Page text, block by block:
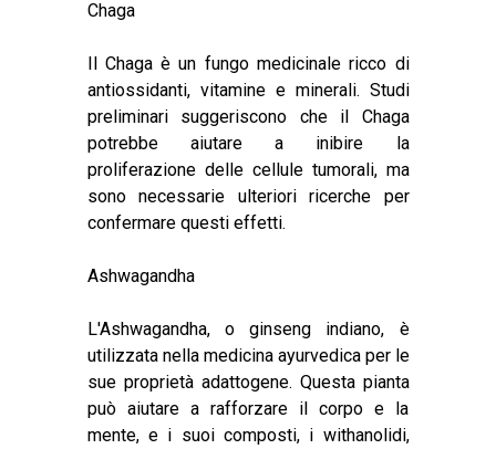
Chaga
Il Chaga è un fungo medicinale ricco di
antiossidanti, vitamine e minerali. Studi
preliminarisuggeriscono che il Chaga
potrebbe aiutare a inibire la
proliferazione delle cellule tumorali, ma
sono necessarie ulteriori ricerche per
confermare questi effetti.
Ashwagandha
L'Ashwagandha, o ginseng indiano, è
utilizzata nella medicina ayurvedica per le
sue proprietà adattogene. Questa pianta
può aiutare a rafforzare il corpo e la
mente, e i suoi composti, i withanolidi,